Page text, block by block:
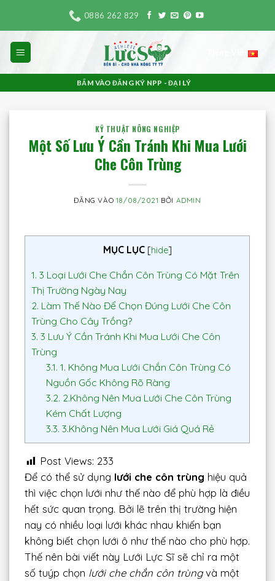
nội
dung
0886 262 829
BẤM VÀO ĐĂNG KÝ NPP - ĐẠI LÝ
KỸ THUẬT NÔNG NGHIỆP
Một Số Lưu Ý Cần Tránh Khi Mua Lưới
Che Côn Trùng
ĐĂNG VÀO 18/08/2021 BỞI ADMIN
MỤC LỤC [hide]
1. 3 Loại Lưới Che Chắn Côn Trùng Có Mặt Trên
Thị Trường Ngày Nay
2. Làm Thế Nào Để Chọn Đúng Lưới Che Côn
Trùng Cho Cây Trồng?
3. 3 Lưu Ý Cần Tránh Khi Mua Lưới Che Côn
Trùng
3.1. 1. Không Mua Lưới Chắn Côn Trùng Có
Nguồn Gốc Không Rõ Ràng
3.2. 2.Không Nên Mua Lưới Che Côn Trùng
Kém Chất Lượng
3.3. 3.Không Nên Mua Lưới Giá Quá Rẻ
Post Views: 233
Để có thể sử dụng lưới che côn trùng hiệu quả
thì việc chọn lưới như thế nào để phù hợp là điều
hết sức quan trọng. Bởi lẽ trên thị trường hiện
nay có nhiều loại lưới khác nhau khiến bạn
không biết chọn lưới ô như thế nào cho phù hợp.
Thế nên bài viết này Lưới Lực Sĩ sẽ chỉ ra một
số tuýp chọn lưới che chắn côn trùngvà một